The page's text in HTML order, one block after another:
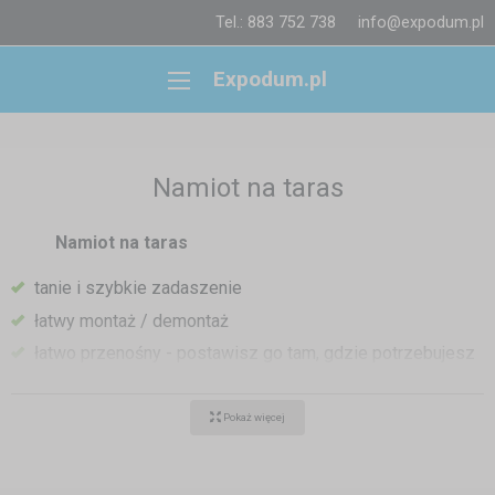
Tel.: 883 752 738 info@expodum.pl
Expodum.pl
Namiot na taras
Namiot na taras
tanie i szybkie zadaszenie
łatwy montaż / demontaż
deszczem, śniegiem i palącym słońcem
Pokaż więcej